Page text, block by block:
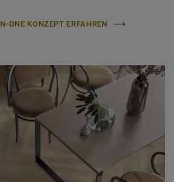
ONE KONZEPT ERFAHREN